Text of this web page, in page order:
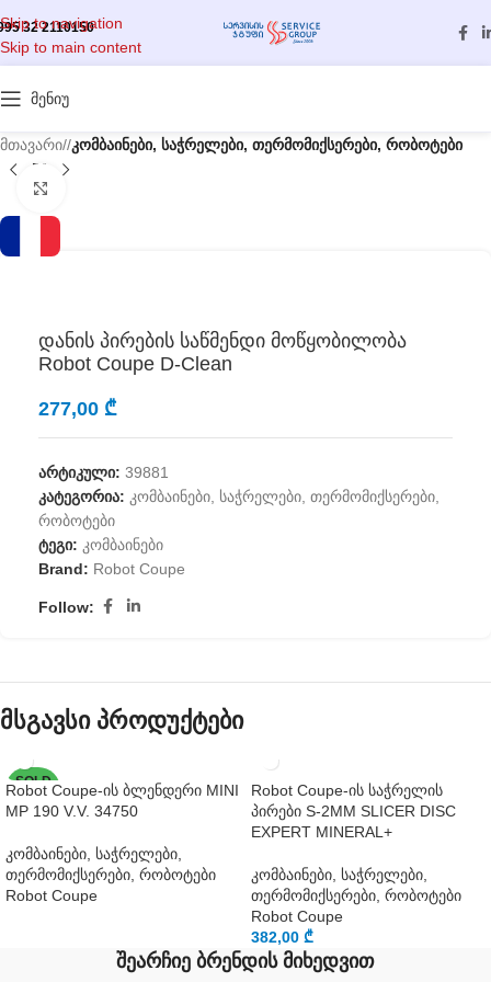
Skip to navigation
Skip to main content
32 2110150
მენიუ
მთავარი/ კომბაინები, საჭრელები, თერმომიქსერები, რობოტები
დანის პირების საწმენდი მოწყობილობა
Robot Coupe D-Clean
277,00 ₾
არტიკული: 39881
კატეგორია: კომბაინები, საჭრელები, თერმომიქსერები,
რობოტები
ტეგი: კომბაინები
Brand: Robot Coupe
Follow:
მსგავსი პროდუქტები
SOLD
OUT
Robot Coupe-ის ბლენდერი MINI
MP 190 V.V. 34750
კომბაინები, საჭრელები,
თერმომიქსერები, რობოტები
Robot Coupe
Robot Coupe-ის საჭრელის
პირები S-2MM SLICER DISC
EXPERT MINERAL+
კომბაინები, საჭრელები,
თერმომიქსერები, რობოტები
Robot Coupe
382,00 ₾
შეარჩიე ბრენდის მიხედვით